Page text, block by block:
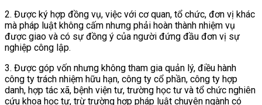
2. Được ký hợp đồng vụ, việc với cơ quan, tổ chức, đơn vị khác
mà pháp luật không cấm nhưng phải hoàn thành nhiệm vụ
được giao và có sự đồng ý của người đứng đầu đơn vị sự
nghiệp công lập.
3. Được góp vốn nhưng không tham gia quản lý, điều hành
công ty trách nhiệm hữu hạn, công ty cổ phần, công ty hợp
danh, hợp tác xã, bệnh viện tư, trường học tư và tổ chức nghiên
cứu khoa học tư, trừ trường hợp pháp luật chuyên ngành có